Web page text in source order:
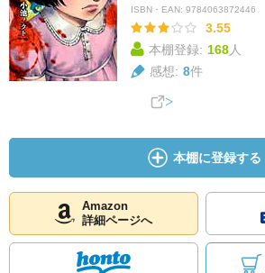
ISBN・EAN: 9784063872446
3.55
本棚登録: 168人
感想: 8件
本棚に登録する
Amazon
詳細ページへ